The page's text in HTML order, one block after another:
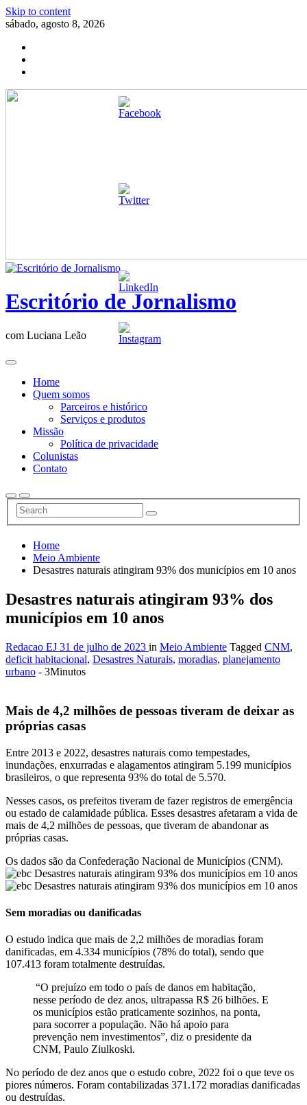
Skip to content
sábado, agosto 8, 2026
Escritório de Jornalismo
com Luciana Leão
Home
Quem somos
Parceiros e histórico
Serviços e produtos
Missão
Política de privacidade
Colunistas
Contato
Home
Meio Ambiente
Desastres naturais atingiram 93% dos municípios em 10 anos
Desastres naturais atingiram 93% dos
municípios em 10 anos
Redacao EJ 31 de julho de 2023 in Meio Ambiente Tagged CNM,
deficit habitacional, Desastres Naturais, moradias, planejamento
urbano - 3Minutos
Mais de 4,2 milhões de pessoas tiveram de deixar as
próprias casas
Entre 2013 e 2022, desastres naturais como tempestades,
inundações, enxurradas e alagamentos atingiram 5.199 municípios
brasileiros, o que representa 93% do total de 5.570.
Nesses casos, os prefeitos tiveram de fazer registros de emergência
ou estado de calamidade pública. Esses desastres afetaram a vida de
mais de 4,2 milhões de pessoas, que tiveram de abandonar as
próprias casas.
Os dados são da Confederação Nacional de Municípios (CNM).
Sem moradias ou danificadas
O estudo indica que mais de 2,2 milhões de moradias foram
danificadas, em 4.334 municípios (78% do total), sendo que
107.413 foram totalmente destruídas.
“O prejuízo em todo o país de danos em habitação,
nesse período de dez anos, ultrapassa R$ 26 bilhões. E
os municípios estão praticamente sozinhos, na ponta,
para socorrer a população. Não há apoio para
prevenção nem investimentos”, diz o presidente da
CNM, Paulo Ziulkoski.
No período de dez anos que o estudo cobre, 2022 foi o que teve os
piores números. Foram contabilizadas 371.172 moradias danificadas
ou destruídas.